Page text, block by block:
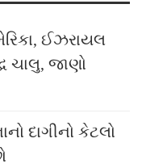
ઈઝરાયલ
ચાલુ, જાણો
દાગીનો કેટલો